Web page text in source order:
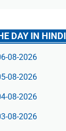
DAY IN HINDI
08-2026
08-2026
08-2026
08-2026